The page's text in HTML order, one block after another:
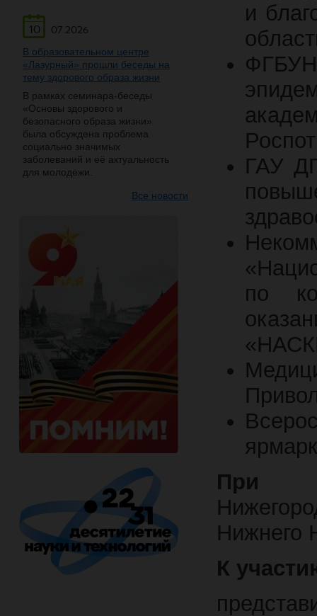
10
07.2026
В образовательном центре
«Лазурный» прошли беседы на
тему здорового образа жизни
В рамках семинара-беседы
«Основы здорового и
безопасного образа жизни»
была обсуждена проблема
социально значимых
заболеваний и её актуальность
для молодежи.
Все новости
и
ГАУ
по
При
Нижнего
К